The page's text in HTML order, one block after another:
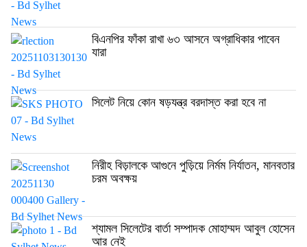
বিএনপির ফাঁকা রাখা ৬৩ আসনে অগ্রাধিকার পাবেন
যারা
সিলেট নিয়ে কোন ষড়যন্ত্র বরদাস্ত করা হবে না
নিরীহ বিড়ালকে আগুনে পুড়িয়ে নির্মম নির্যাতন, মানবতার
চরম অবক্ষয়
শ্যামল সিলেটের বার্তা সম্পাদক মোহাম্মদ আবুল হোসেন
আর নেই